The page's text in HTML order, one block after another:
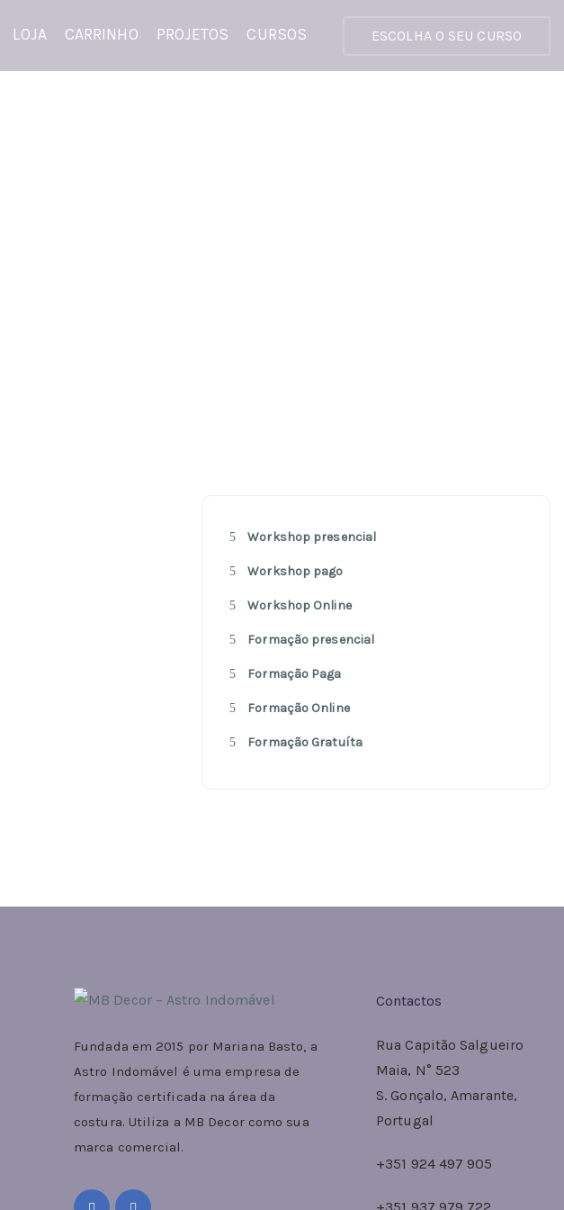
LOJA CARRINHO PROJETOS CURSOS ESCOLHA O SEU CURSO
Workshop presencial
Workshop pago
Workshop Online
Formação presencial
Formação Paga
Formação Online
Formação Gratuíta
Fundada em 2015 por Mariana Basto, a
Astro Indomável é uma empresa de
formação certificada na área da
costura. Utiliza a MB Decor como sua
marca comercial.
Contactos
Rua Capitão Salgueiro
Maia, N° 523
S. Gonçalo, Amarante,
Portugal
+351 924 497 905